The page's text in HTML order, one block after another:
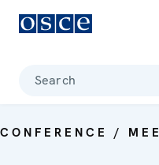
Search
CONFERENCE /